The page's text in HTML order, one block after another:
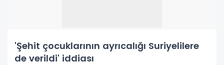
'Şehit çocuklarının ayrıcalığı Suriyelilere
de verildi' iddiası